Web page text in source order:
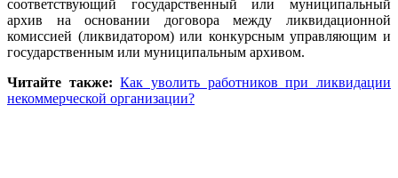
соответствующий государственный или муниципальный
архив на основании договора между ликвидационной
комиссией (ликвидатором) или конкурсным управляющим и
государственным или муниципальным архивом.
Читайте также: Как уволить работников при ликвидации
некоммерческой организации?